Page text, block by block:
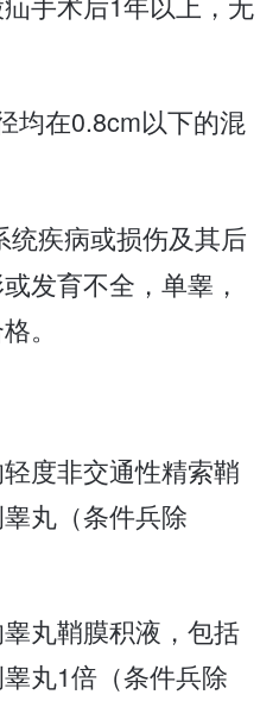
均在0.8cm以下的混
统疾病或损伤及其后
发育不全，单睾，
。
轻度非交通性精索鞘
丸（条件兵除
睾丸鞘膜积液，包括
丸1倍（条件兵除